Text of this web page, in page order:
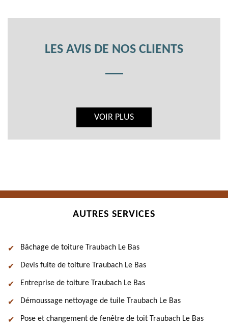
LES AVIS DE NOS CLIENTS
VOIR PLUS
AUTRES SERVICES
Bâchage de toiture Traubach Le Bas
Devis fuite de toiture Traubach Le Bas
Entreprise de toiture Traubach Le Bas
Démoussage nettoyage de tuile Traubach Le Bas
Pose et changement de fenêtre de toit Traubach Le Bas